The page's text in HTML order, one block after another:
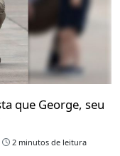
que George, seu
2 minutos de leitura